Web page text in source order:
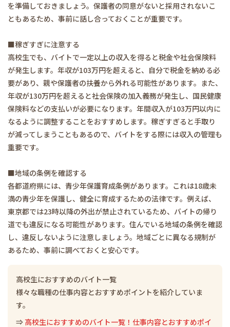
を準備しておきましょう。保護者の同意がないと採用されないこ
ともあるため、事前に話し合っておくことが重要です。
■稼ぎすぎに注意する
高校生でも、バイトで一定以上の収入を得ると税金や社会保険料
が発生します。年収が103万円を超えると、自分で税金を納める必
要があり、親や保護者の扶養から外れる可能性があります。また、
年収が130万円を超えると社会保険の加入義務が発生し、国民健康
保険料などの支払いが必要になります。年間収入が103万円以内に
なるように調整することをおすすめします。稼ぎすぎると手取り
が減ってしまうこともあるので、バイトをする際には収入の管理も
重要です。
■地域の条例を確認する
各都道府県には、青少年保護育成条例があります。これは18歳未
満の青少年を保護し、健全に育成するための法律です。例えば、
東京都では23時以降の外出が禁止されているため、バイトの帰り
道でも違反になる可能性があります。住んでいる地域の条例を確認
し、違反しないように注意しましょう。地域ごとに異なる規制が
あるため、事前に調べておくと安心です。
高校生におすすめのバイト一覧
様々な職種の仕事内容とおすすめポイントを紹介していま
す。
⇒ 高校生におすすめのバイト一覧！仕事内容とおすすめポイ